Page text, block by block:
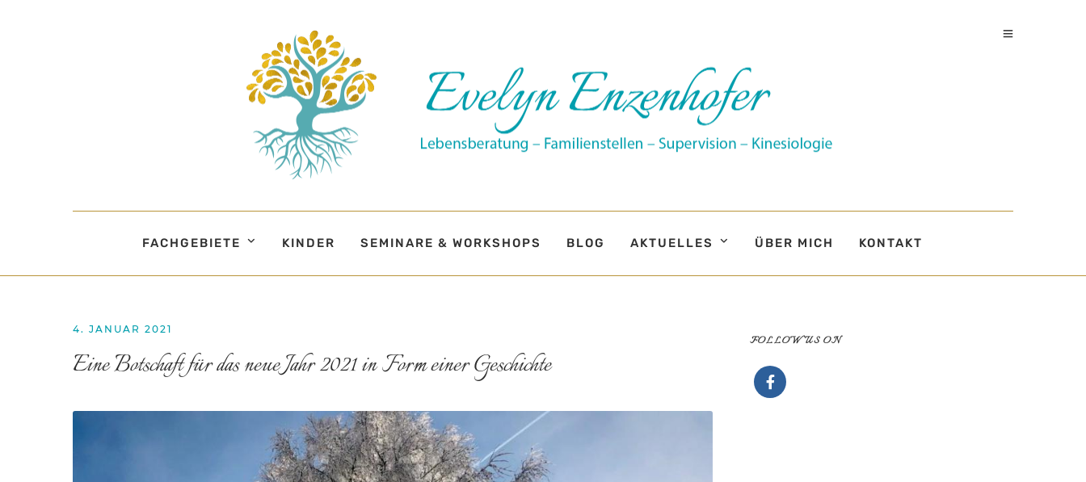
FACHGEBIETE KINDER SEMINARE & WORKSHOPS BLOG AKTUELLES ÜBER MICH KONTAKT
4. JANUAR 2021
Eine Botschaft für das neue Jahr 2021 in Form einer Geschichte
FOLLOW US ON